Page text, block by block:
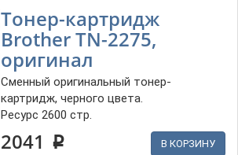
Тонер-картридж
Brother TN-2275,
оригинал
Сменный оригинальный тонер-
картридж, черного цвета.
Ресурс 2600 стр.
2041 p
В КОРЗИНУ